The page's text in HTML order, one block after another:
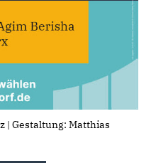
| Gestaltung: Matthias